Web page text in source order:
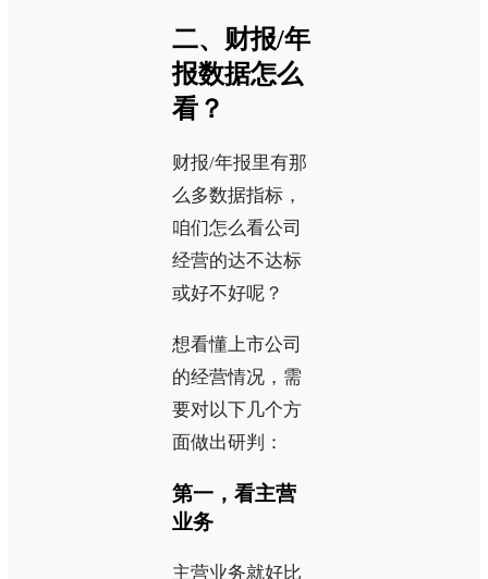
二、财报/年
报数据怎么
看？
财报/年报里有那
么多数据指标，
咱们怎么看公司
经营的达不达标
或好不好呢？
想看懂上市公司
的经营情况，需
要对以下几个方
面做出研判：
第一，看主营
业务
主营业务就好比